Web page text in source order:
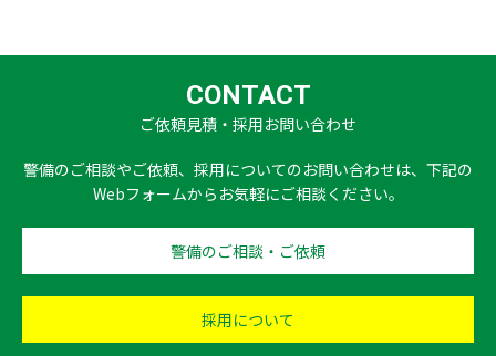
CONTACT
ご依頼見積・採用お問い合わせ
警備のご相談やご依頼、採用についてのお問い合わせは、下記の
Webフォームからお気軽にご相談ください。
警備のご相談・ご依頼
採用について